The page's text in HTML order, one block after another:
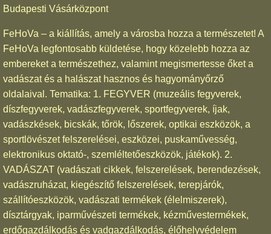
Budapesti Vásárközpont
FeHoVa – a kiállítás, amely a városba hozza a természetet! A
FeHoVa legfontosabb küldetése, hogy közelebb hozza az
embereket a természethez, valamint megismertesse őket a
vadászat és a halászat hasznos és hagyományőrző
oldalaival. Tematika: 1. FEGYVER (muzeális fegyverek,
díszfegyverek, vadászfegyverek, sportfegyverek, íjak,
vadászkések, bicskák, tőrök, lőszerek, optikai eszközök, a
sportlövészet felszerelései, eszközei, puskaművesség,
elektronikus oktató-, szemléltetőeszközök, játékok). 2.
VADÁSZAT (vadászati cikkek, felszerelések, berendezések,
vadászruházat, kiegészítő felszerelések, terepjárók,
szállítóeszközök, vadászati termékek (élelmiszerek),
dísztárgyak, iparművészeti termékek, kézművestermékek,
erdőgazdálkodás és vadgazdálkodás, élőhelyvédelem